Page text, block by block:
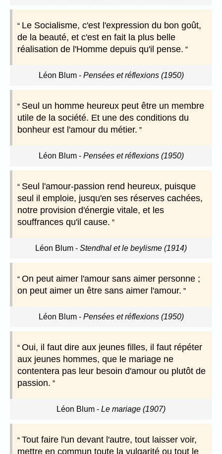
Le Socialisme, c'est l'expression du bon goût,
de la beauté, et c'est en fait la plus belle
réalisation de l'Homme depuis qu'il pense.
Léon Blum- Pensées et réflexions (1950)
Seul un homme heureux peut être un membre
utile de la société. Et une des conditions du
bonheur est l'amour du métier.
Léon Blum- Pensées et réflexions (1950)
Seul l'amour-passion rend heureux, puisque
seul il emploie, jusqu'en ses réserves cachées,
notre provision d'énergie vitale, et les
souffrances qu'il cause.
Léon Blum - Stendhal et le beylisme (1914)
On peut aimer l'amour sans aimer personne ;
on peut aimer un être sans aimer l'amour.
Léon Blum- Pensées et réflexions (1950)
Oui, il faut dire aux jeunes filles, il faut répéter
aux jeunes hommes, que le mariage ne
contentera pas leur besoin d'amour ou plutôt de
passion.
Léon Blum - Le mariage (1907)
Tout faire l'un devant l'autre, tout laisser voir,
mettre en commun toute la vulgarité ou tout le